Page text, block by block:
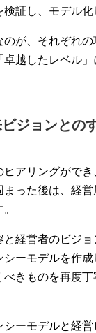
証し、モデル化
のが、それぞれ
越したレベル
ジョンとの
アリングがで
まった後は、経
経営者のビジョ
ーモデルを作
きものを再度丁
ーモデルと経